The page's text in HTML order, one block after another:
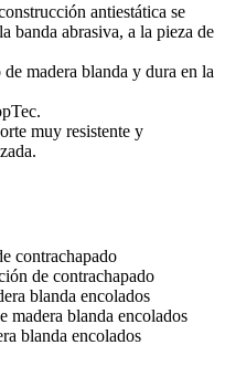
antiestática se
banda abrasiva, a la pieza de
madera blanda y dura en la
muy resistente y
contrachapado
de contrachapado
blanda encolados
madera blanda encolados
blanda encolados